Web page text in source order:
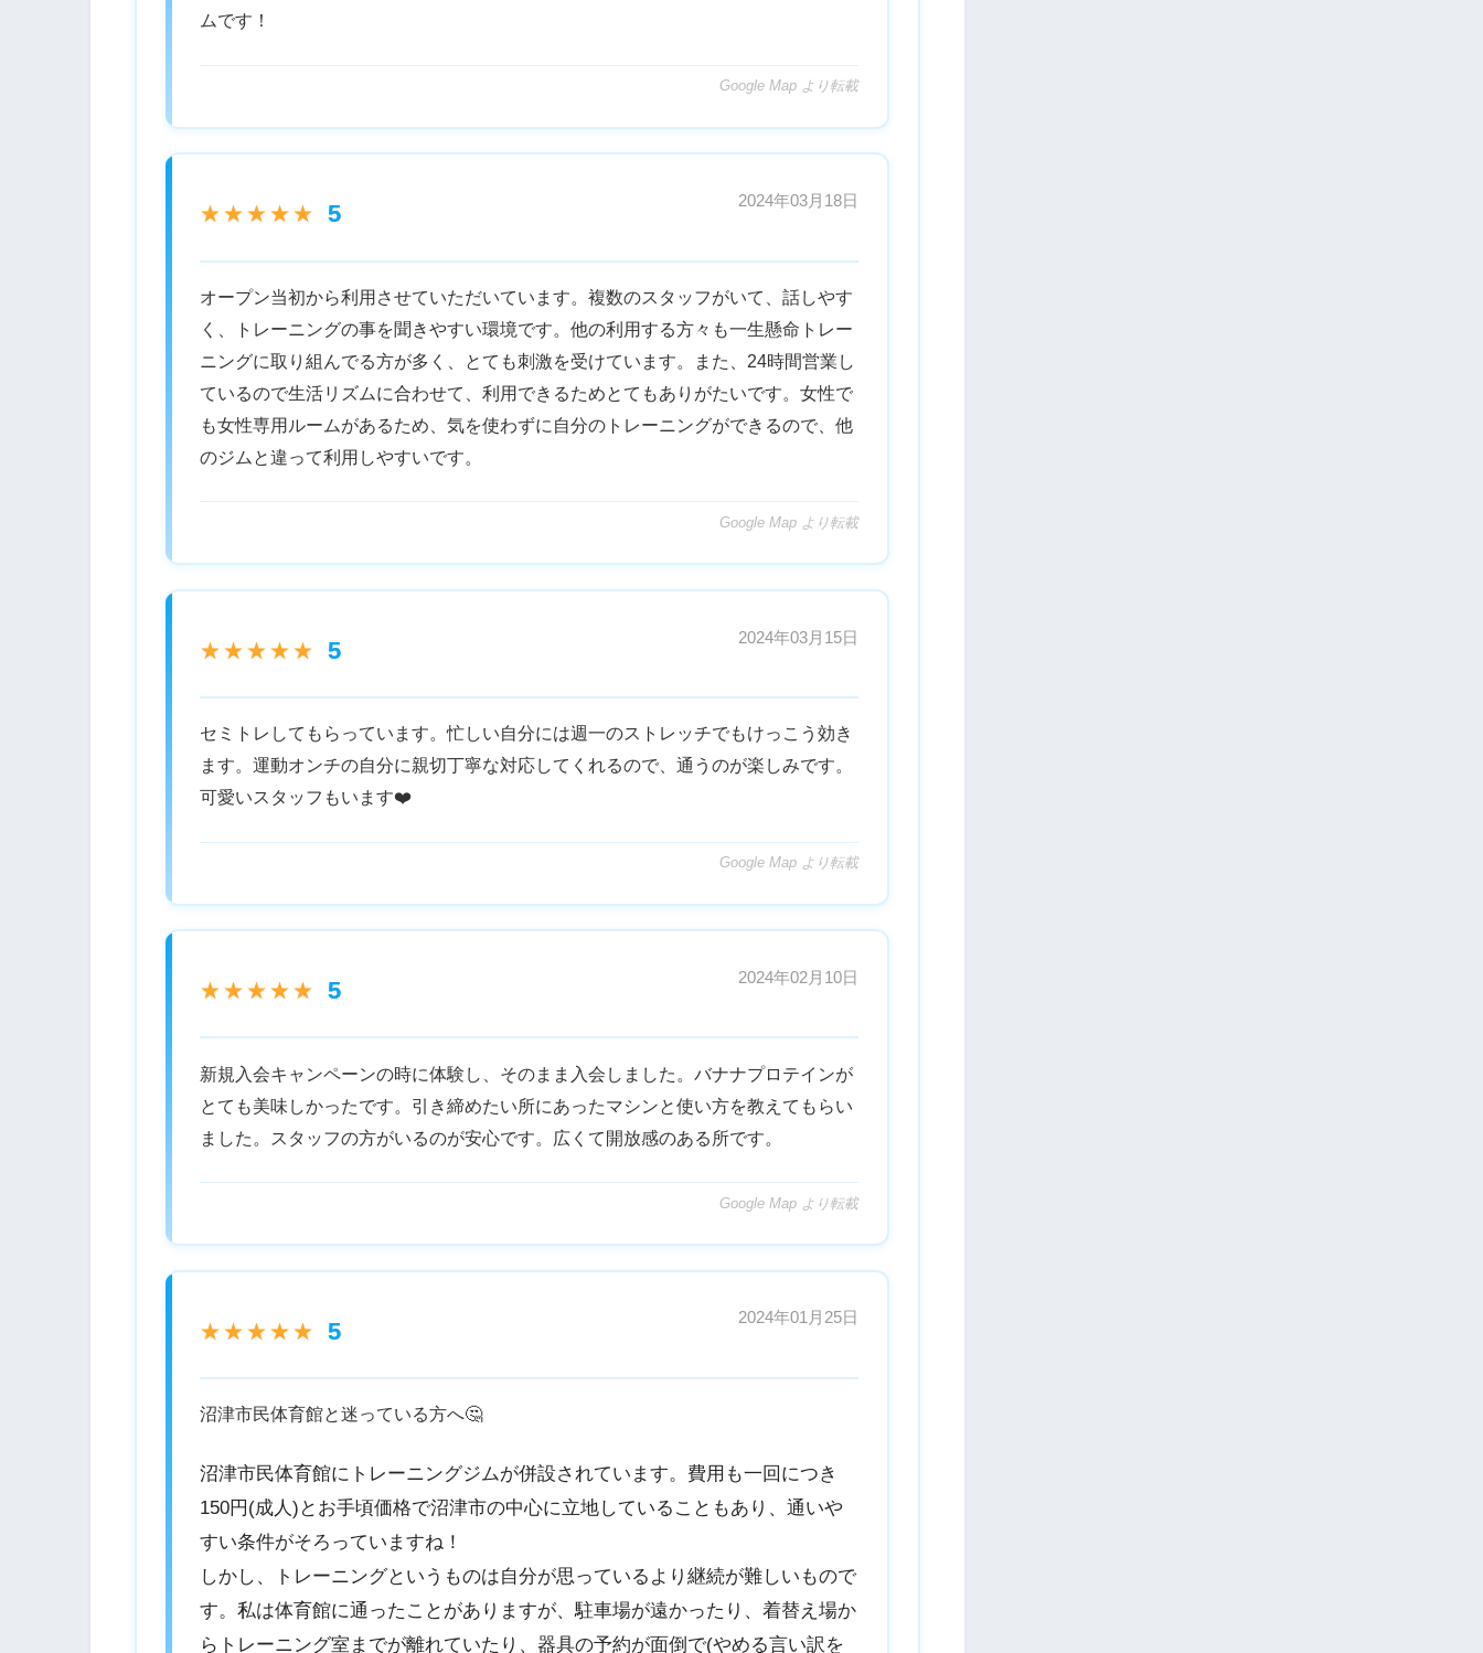
ムです！
Google Map より転載
★★★★★ 5 2024年03月18日
オープン当初から利用させていただいています。複数のスタッフがいて、話しやす
く、トレーニングの事を聞きやすい環境です。他の利用する方々も一生懸命トレー
ニングに取り組んでる方が多く、とても刺激を受けています。また、24時間営業し
ているので生活リズムに合わせて、利用できるためとてもありがたいです。女性で
も女性専用ルームがあるため、気を使わずに自分のトレーニングができるので、他
のジムと違って利用しやすいです。
Google Map より転載
★★★★★ 5 2024年03月15日
セミトレしてもらっています。忙しい自分には週一のストレッチでもけっこう効き
ます。運動オンチの自分に親切丁寧な対応してくれるので、通うのが楽しみです。
可愛いスタッフもいます❤️
Google Map より転載
★★★★★ 5 2024年02月10日
新規入会キャンペーンの時に体験し、そのまま入会しました。バナナプロテインが
とても美味しかったです。引き締めたい所にあったマシンと使い方を教えてもらい
ました。スタッフの方がいるのが安心です。広くて開放感のある所です。
Google Map より転載
★★★★★ 5 2024年01月25日
沼津市民体育館と迷っている方へ🤔
沼津市民体育館にトレーニングジムが併設されています。費用も一回につき
150円(成人)とお手頃価格で沼津市の中心に立地していることもあり、通いや
すい条件がそろっていますね！
しかし、トレーニングというものは自分が思っているより継続が難しいもので
す。私は体育館に通ったことがありますが、駐車場が遠かったり、着替え場か
らトレーニング室までが離れていたり、器具の予約が面倒で(やめる言い訳を